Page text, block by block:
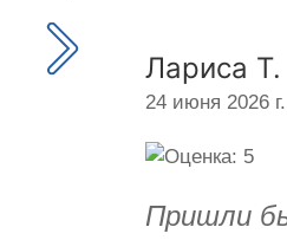
Лариса Т.
24 июня 2026 г.
Пришли